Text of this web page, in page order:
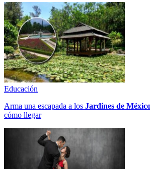
Educación
Arma una escapada a los Jardines de
cómo llegar